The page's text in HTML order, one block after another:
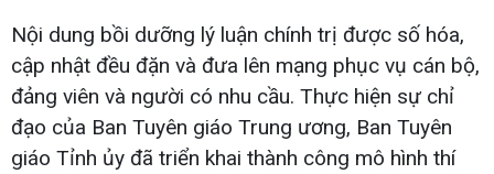
Nội dung bồi dưỡng lý luận chính trị được số hóa,
cập nhật đều đặn và đưa lên mạng phục vụ cán bộ,
đảng viên và người có nhu cầu. Thực hiện sự chỉ
đạo của Ban Tuyên giáo Trung ương, Ban Tuyên
giáo Tỉnh ủy đã triển khai thành công mô hình thí